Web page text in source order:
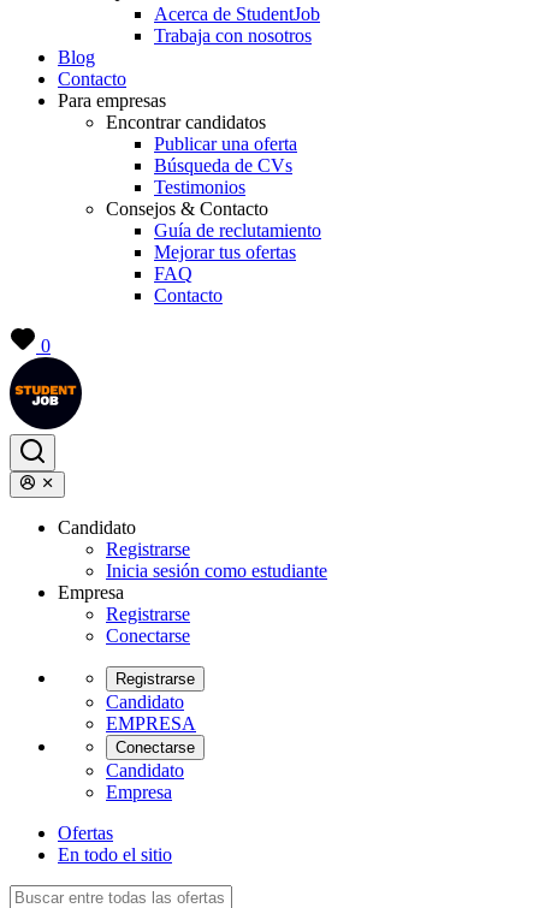
Acerca de StudentJob
Trabaja con nosotros
Blog
Contacto
Para empresas
Encontrar candidatos
Publicar una oferta
Búsqueda de CVs
Testimonios
Consejos & Contacto
Guía de reclutamiento
Mejorar tus ofertas
FAQ
Contacto
0
Candidato
Registrarse
Inicia sesión como estudiante
Empresa
Registrarse
Conectarse
Registrarse
Candidato
EMPRESA
Conectarse
Candidato
Empresa
Ofertas
En todo el sitio